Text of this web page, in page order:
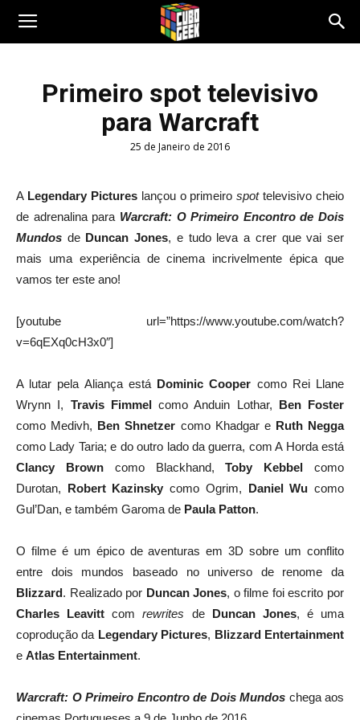
Primeiro spot televisivo
para Warcraft
25 de Janeiro de 2016
A Legendary Pictures lançou o primeiro spottelevisivo cheio
de adrenalina para Warcraft: O Primeiro Encontro de Dois
Mundos de Duncan Jones, e tudo leva a crer que vai ser
mais uma experiência de cinema incrivelmente épica que
vamos ter este ano!
[youtube url=”https://www.youtube.com/watch?
v=6qEXq0cH3x0″]
A lutar pela Aliança está Dominic Cooper como Rei Llane
Wrynn I, Travis Fimmelcomo Anduin Lothar, Ben Foster
como Medivh, Ben Shnetzer como Khadgar e Ruth Negga
como Lady Taria; e do outro lado da guerra, com A Horda está
Clancy Browncomo Blackhand,Toby Kebbel como
Durotan, Robert Kazinsky como Ogrim, Daniel Wu como
Gul’Dan, e também Garoma de Paula Patton.
O filme é um épico de aventuras em 3D sobre um conflito
entre dois mundos baseado no universo de renome da
Blizzard. Realizado por Duncan Jones, o filme foi escrito por
Charles Leavitt comrewrites de Duncan Jones, é uma
coprodução da Legendary Pictures, Blizzard Entertainment
e Atlas Entertainment.
Warcraft: O Primeiro Encontro de Dois Mundos chega aos